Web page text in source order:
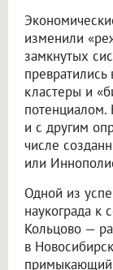
изменили
замкнутых
кластеры и
потенциалом.
и с другим
числе
или
Одной из
наукограда к
Кольцово —
в
примыкающий